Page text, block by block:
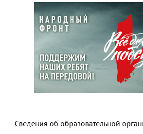
Сведения об образовательной